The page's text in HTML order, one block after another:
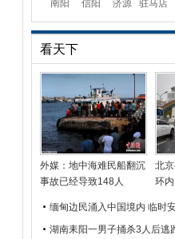
南阳
信阳 济源 驻马店
看天下
外媒：地中海难民船翻沉
事故已经导致148人
北
环
缅甸边民涌入中国境内 临时
湖南耒阳一男子捅杀3人后逃